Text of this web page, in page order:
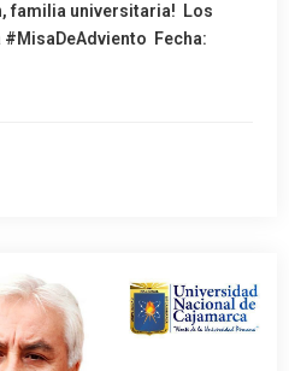
familia universitaria! Los
Fecha: